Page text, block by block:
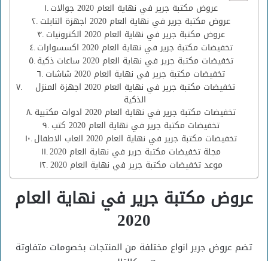
عروض مكتبة جرير في نهاية العام 2020 جوالات
عروض مكتبة جرير في نهاية العام 2020 اجهزة التابلت
عروض مكتبة جرير في نهاية العام 2020 الكترونيات
تخفيضات مكتبة جرير في نهاية العام 2020 اكسسوارات
تخفيضات مكتبة جرير في نهاية العام 2020 ساعات ذكية
تخفيضات مكتبة جرير في نهاية العام 2020 شاشات
تخفيضات مكتبة جرير في نهاية العام 2020 اجهزة المنزل
الذكية
تخفيضات مكتبة جرير في نهاية العام 2020 ادوات مكتبية
تخفيضات مكتبة جرير في نهاية العام 2020 كتب
تخفيضات مكتبة جرير في نهاية العام 2020 العاب الاطفال
مجلة تخفيضات مكتبة جرير في نهاية العام 2020
موعد تخفيضات مكتبة جرير في نهاية العام 2020
عروض مكتبة جرير في نهاية العام
2020
تضم عروض جرير انواع مختلفة من المنتجات بخصومات متفاوتة